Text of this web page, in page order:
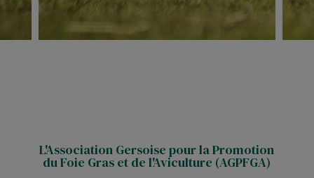
L'Association Gersoise pour la Promotion
du Foie Gras et de l'Aviculture (AGPFGA)